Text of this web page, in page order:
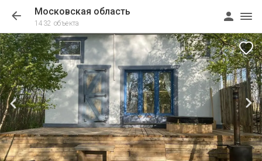
Московская область
1432 объекта